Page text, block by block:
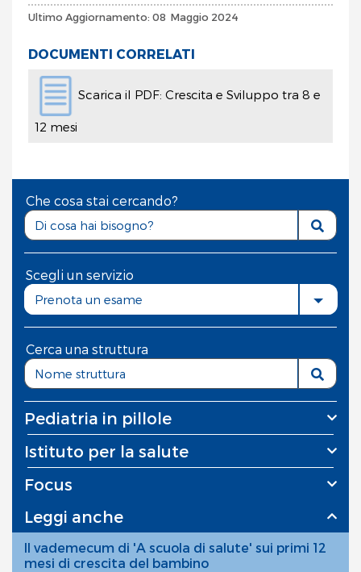
Ultimo Aggiornamento: 08 Maggio 2024
DOCUMENTI CORRELATI
Scarica il PDF: Crescita e Sviluppo tra 8 e
12 mesi
Che cosa stai cercando?
Scegli un servizio
Prenota un esame
Cerca una struttura
Pediatria in pillole
Istituto per la salute
Focus
Leggi anche
Il vademecum di 'A scuola di salute' sui primi 12
mesi di crescita del bambino